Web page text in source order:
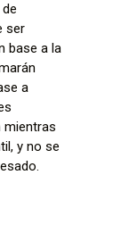
ser
base a la
a
mientras
y no se